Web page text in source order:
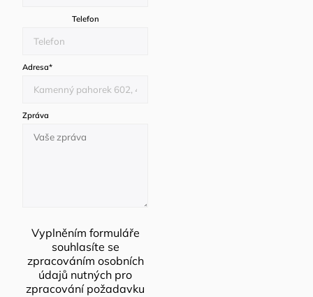
Telefon
Adresa*
Zpráva
Vyplněním formuláře
souhlasíte se
zpracováním osobních
údajů nutných pro
zpracování požadavku